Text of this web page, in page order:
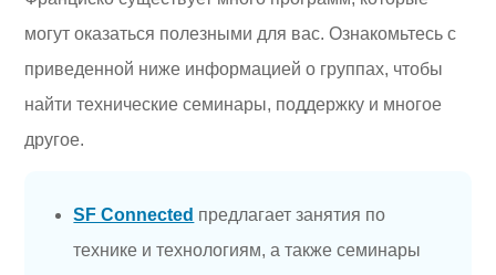
могут оказаться полезными для вас. Ознакомьтесь с
приведенной ниже информацией о группах, чтобы
найти технические семинары, поддержку и многое
другое.
SF Connected предлагает занятия по
технике и технологиям, а также семинары